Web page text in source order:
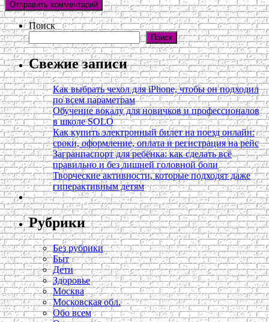
Поиск
Поиск
Свежие записи
Как выбрать чехол для iPhone, чтобы он подходил
по всем параметрам
Обучение вокалу для новичков и профессионалов
в школе SOLO
Как купить электронный билет на поезд онлайн:
сроки, оформление, оплата и регистрация на рейс
Загранпаспорт для ребёнка: как сделать всё
правильно и без лишней головной боли
Творческие активности, которые подходят даже
гиперактивным детям
Рубрики
Без рубрики
Быт
Дети
Здоровье
Москва
Московская обл.
Обо всем